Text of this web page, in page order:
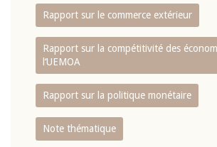
Rapport sur le commerce extérieur
Rapport sur la compétitivité des
l‘UEMOA
Rapport sur la politique monétaire
Note thématique